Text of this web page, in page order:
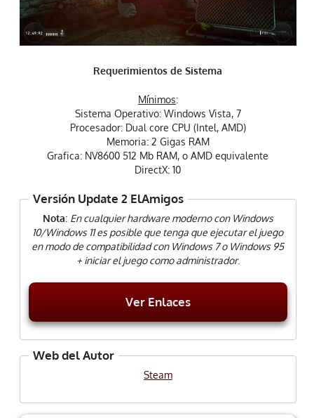
Requerimientos de Sistema
Mínimos:
Sistema Operativo: Windows Vista, 7
Procesador: Dual core CPU (Intel, AMD)
Memoria: 2 Gigas RAM
Grafica: NV8600 512 Mb RAM, o AMD equivalente
DirectX: 10
Versión Update 2 ElAmigos
Nota: En cualquier hardware moderno con Windows
10/Windows 11 es posible que tenga que ejecutar el juego
en modo de compatibilidad con Windows 7 o Windows 95
+ iniciar el juego como administrador.
Ver Enlaces
Web del Autor
Steam